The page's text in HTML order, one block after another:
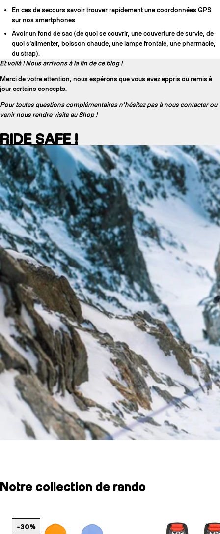
En cas de secours savoir trouver rapidement une coordonnées GPS
sur nos smartphones
Avoir un fond de sac (de quoi se couvrir, une couverture de survie, de
quoi s’alimenter, boisson chaude, une lampe frontale, une pharmacie,
du strap).
Et voilà ! Nous arrivons à la fin de ce blog !
Merci de votre attention, nous espérons que vous avez appris ou remis à
jour certains concepts.
Pour toutes questions complémentaires n’hésitez pas à nous contacter ou
venir nous rendre visite au Shop !
RIDE SAFE !
Notre collection de rando
-30%